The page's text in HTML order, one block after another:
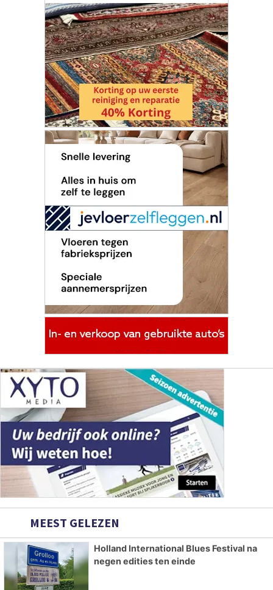
MEEST GELEZEN
Holland International Blues Festival na
negen edities ten einde